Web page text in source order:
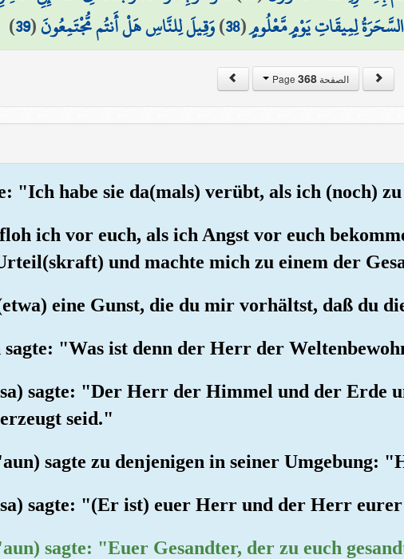
لِمِيقَاتِ يَوْمٍ مَّعْلُومٍ(
38
)وَقِيلَ لِلنَّاسِ هَلْ أَنتُم مُّجْتَمِعُونَ(
39
)
الصفحة Page368
"Ich habe sie da(mals) verübt, als ich (noch)
ich vor euch, als ich Angst vor euch
und machte mich zu einem der
eine Gunst, die du mir vorhältst, daß du
"Was ist denn der Herr der
sagte: "Der Herr der Himmel und der Erde
seid."
sagte zu denjenigen in seiner Umgebung:
sagte: "(Er ist) euer Herr und der Herr
sagte: "Euer Gesandter, der zu euch